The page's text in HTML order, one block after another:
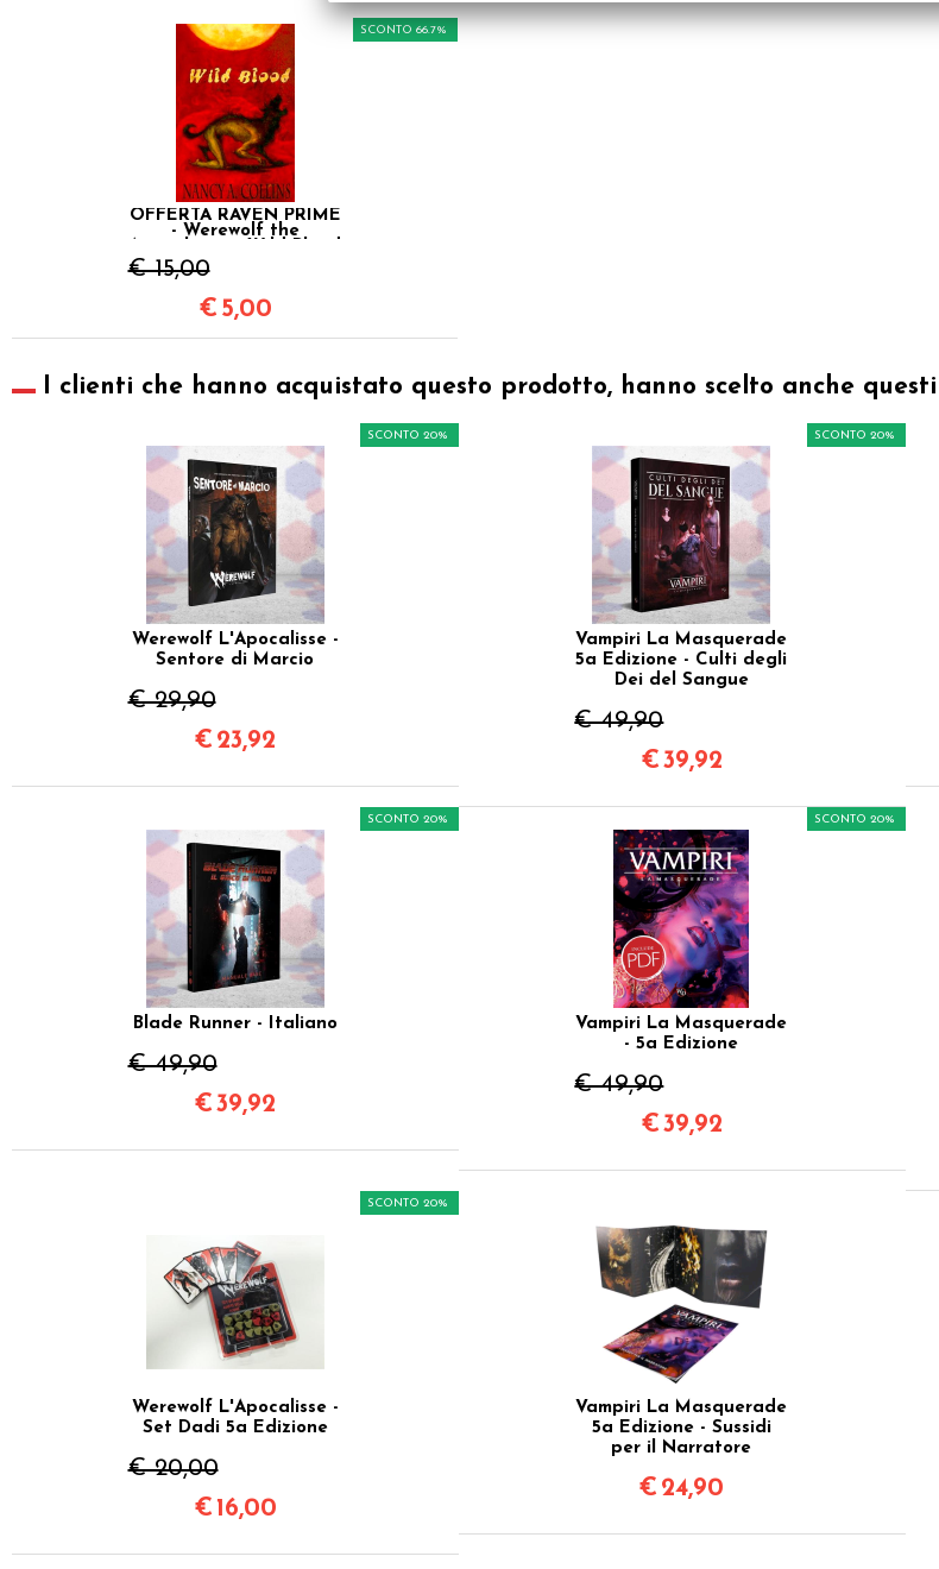
OFFERTA RAVEN PRIME
- Werewolf the
Novel - First Edition
€ 15,00
SCONTO 66.7%
€ 5,00
I clienti che hanno acquistato questo prodotto, hanno scelto anche
Werewolf L'Apocalisse -
Sentore di Marcio
€ 29,90
SCONTO 20%
€ 23,92
Vampiri La Masquerade
5a Edizione - Culti degli
Dei del Sangue
€ 49,90
SCONTO 20%
€39,92
Blade Runner - Italiano
€ 49,90
SCONTO 20%
€39,92
Vampiri La Masquerade
- 5a Edizione
€ 49,90
SCONTO 20%
€39,92
Werewolf L'Apocalisse -
Set Dadi 5a Edizione
€ 20,00
SCONTO 20%
€ 16,00
Vampiri La Masquerade
5a Edizione - Sussidi
per il Narratore
€ 24,90